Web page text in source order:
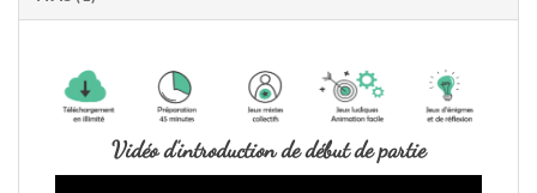
Vidéo d’introduction de début de partie